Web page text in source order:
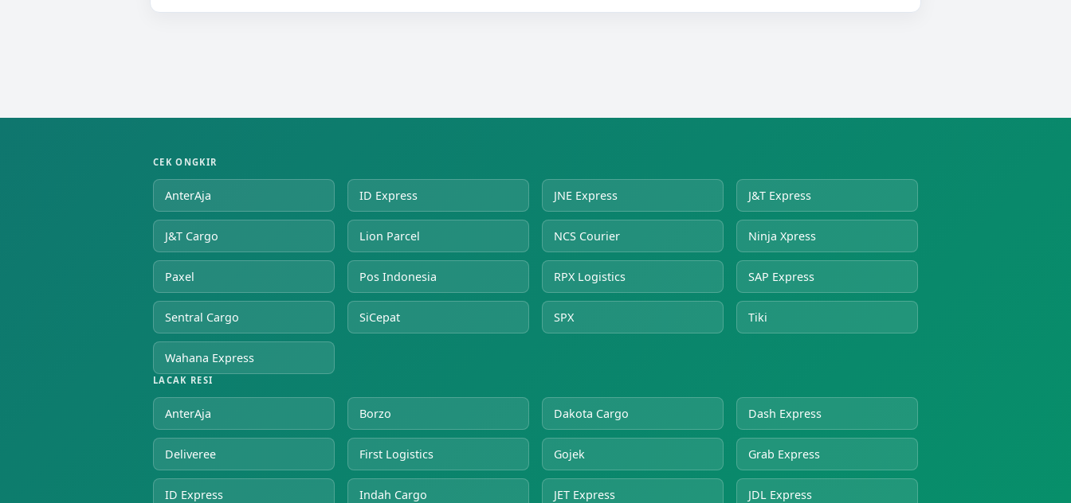
CEK ONGKIR
AnterAja ID Express JNE Express J&T Express
J&T Cargo Lion Parcel NCS Courier Ninja Xpress
Paxel Pos Indonesia RPX Logistics SAP Express
Sentral Cargo SiCepat SPX Tiki
Wahana Express
LACAK RESI
AnterAja Borzo Dakota Cargo Dash Express
Deliveree First Logistics Gojek Grab Express
ID Express Indah Cargo JET Express JDL Express